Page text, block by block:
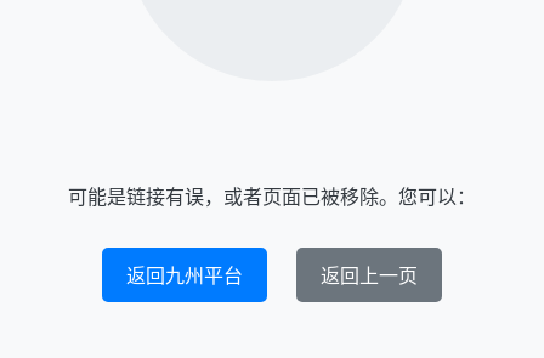
可能是链接有误，或者页面已被移除。您可以：
返回九州平台 返回上一页